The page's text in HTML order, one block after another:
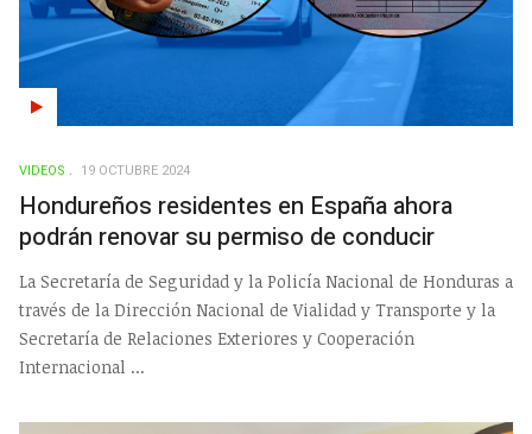
VIDEOS 19 OCTUBRE 2024
Hondureños residentes en España ahora
podrán renovar su permiso de conducir
La Secretaría de Seguridad y la Policía Nacional de Honduras a
través de la Dirección Nacional de Vialidad y Transporte y la
Secretaría de Relaciones Exteriores y Cooperación
Internacional ...